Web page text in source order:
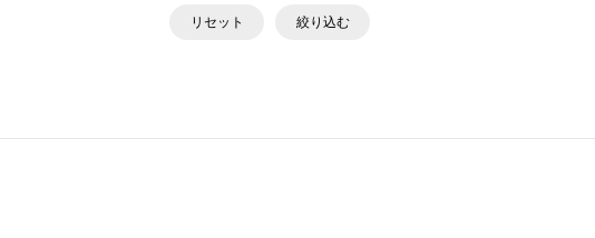
リセット 絞り込む